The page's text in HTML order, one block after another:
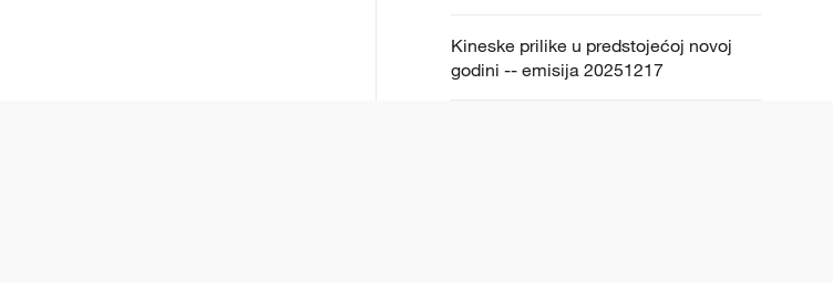
Kineske prilike u predstojećoj novoj
godini -- emisija 20251217